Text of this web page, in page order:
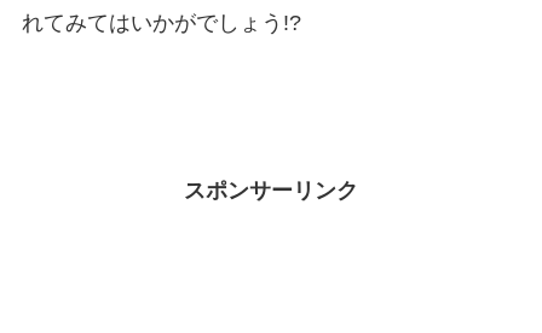
れてみてはいかがでしょう!?
スポンサーリンク